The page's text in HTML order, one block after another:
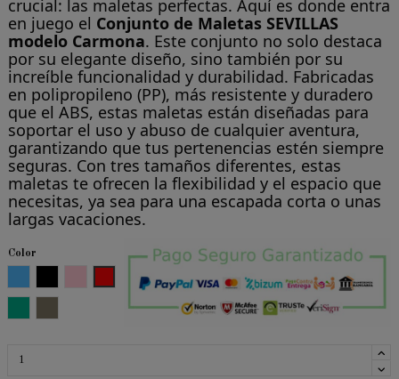
crucial: las maletas perfectas. Aquí es donde entra
en juego el Conjunto de Maletas SEVILLAS
modelo Carmona. Este conjunto no solo destaca
por su elegante diseño, sino también por su
increíble funcionalidad y durabilidad. Fabricadas
en polipropileno (PP), más resistente y duradero
que el ABS, estas maletas están diseñadas para
soportar el uso y abuso de cualquier aventura,
garantizando que tus pertenencias estén siempre
seguras. Con tres tamaños diferentes, estas
maletas te ofrecen la flexibilidad y el espacio que
necesitas, ya sea para una escapada corta o unas
largas vacaciones.
Color